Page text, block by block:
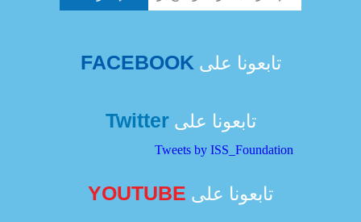
تابعونا على FACEBOOK
تابعونا علىTwitter
Tweets by ISS_Foundation
تابعونا على YOUTUBE